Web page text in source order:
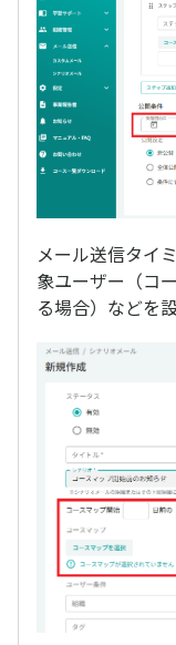
メール送信タイ
象ユーザー（コ
る場合）などを